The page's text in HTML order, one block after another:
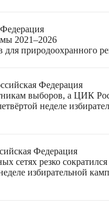
2021–2026
природоохранного
Федерация
выборов, а ЦИК
неделе
Федерация
сетях резко сократился
избирательной